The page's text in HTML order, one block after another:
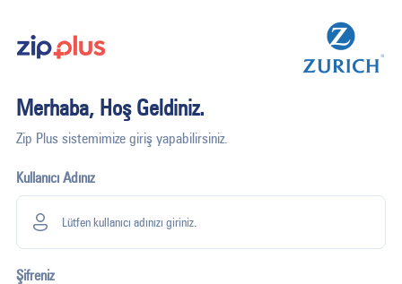
Merhaba, Hoş Geldiniz.
Zip Plus sistemimize giriş yapabilirsiniz.
Kullanıcı Adınız
Şifreniz